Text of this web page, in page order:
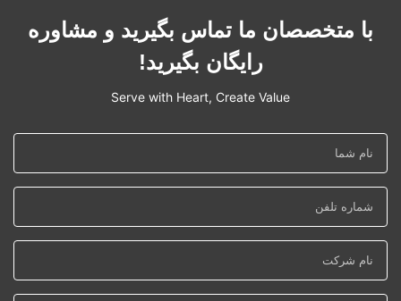
با متخصصان ما تماس بگیرید و مشاوره
رایگان بگیرید!
Serve with Heart, Create Value